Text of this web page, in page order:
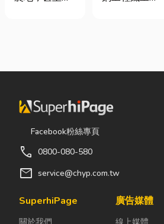
塵之下，都會
擾。夏天太陽
直曬，不僅讓
室內外溫度快
易讓設備、車
輛、農作物受
雨季，又得擔
門片修理及鐵
客製化設計、
業團隊嚴格把
性、耐用性與
Facebook粉絲專頁
call 0800-080-580
mail service@chyp.com.tw
SuperhiPage
關於我們
廣告媒體
線上媒體